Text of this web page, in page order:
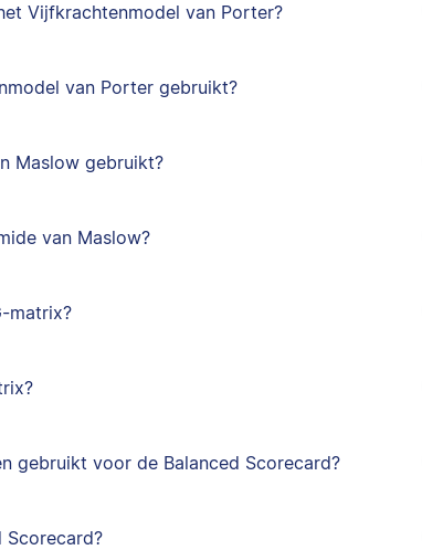
Vijfkrachtenmodel van Porter?
van Porter gebruikt?
Maslow gebruikt?
van Maslow?
matrix?
gebruikt voor de Balanced Scorecard?
Scorecard?